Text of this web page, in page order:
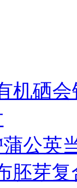
机硒会
公英
胚芽复